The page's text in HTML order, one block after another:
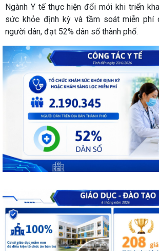
Ngành Y tế thực hiện đổi mới khi triển
sức khỏe định kỳ và tầm soát miễn phí
người dân, đạt 52% dân số thành phố.